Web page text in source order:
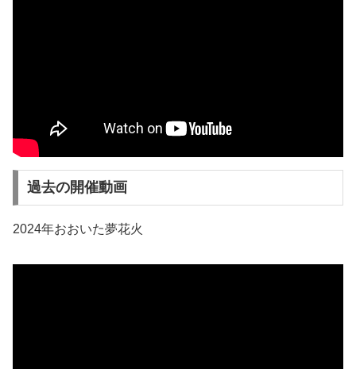
過去の開催動画
2024年おおいた夢花火